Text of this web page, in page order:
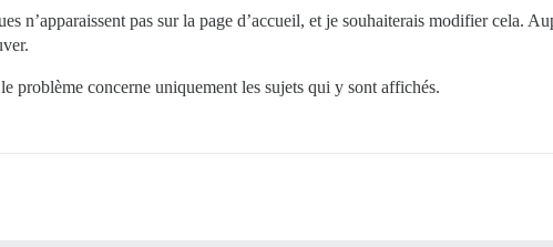
n’apparaissent pas sur la page d’accueil, et je souhaiterais modifier cela.
problème concerne uniquement les sujets qui y sont affichés.